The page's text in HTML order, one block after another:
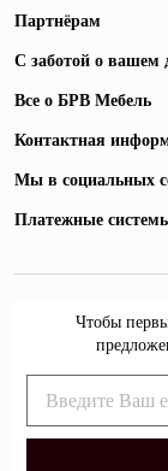
Партнёрам
С заботой о вашем
Все о БРВ Мебель
Контактная
Мы в социальных
Платежные
Чтобы